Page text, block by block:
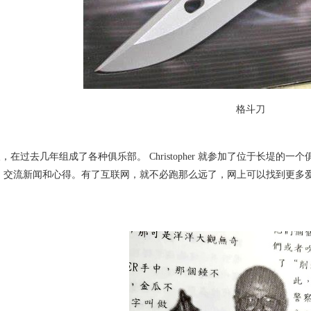
格斗刀
过去几年组成了各种俱乐部。 Christopher 就参加了位于长堤的一个
交流新闻和心得。有了互联网，就不必跑那么远了，网上可以找到更